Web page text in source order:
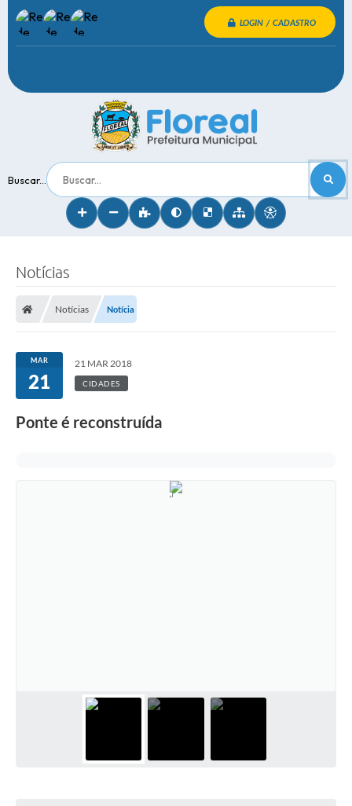
LOGIN / CADASTRO
Buscar...
Notícias
Notícias Notícia
MAR
21
21 MAR 2018
CIDADES
Ponte é reconstruída